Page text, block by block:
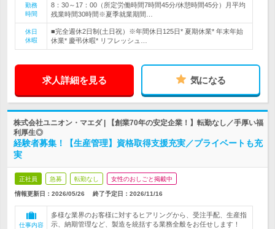
勤務
時間
8：30～17：00（所定労働時間7時間45分/休憩時間45分）月平均
残業時間30時間※夏季就業期間…
休日
休暇
■完全週休2日制(土日祝）※年間休日125日* 夏期休業* 年末年始
休業* 慶弔休暇* リフレッシュ…
求人詳細を見る 気になる
株式会社ユニオン・マエダ | 【創業70年の安定企業！】転勤なし／手厚い福
利厚生◎
経験者募集！【生産管理】資格取得支援充実／プライベートも充
実
正社員 急募 転勤なし 女性のおしごと掲載中
情報更新日：2026/05/26 終了予定日： 2026/11/16
仕事内容
多様な業界のお客様に対するヒアリングから、受注手配、生産指
示、納期管理など、製造を統括する業務全般をお任せします！